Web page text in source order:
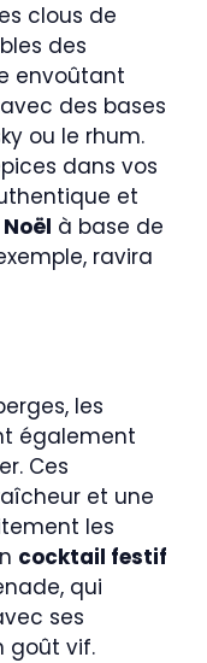
clous de
des
envoûtant
des bases
ou le rhum.
dans vos
et
à base de
ravira
les
également
Ces
et une
les
cocktail festif
qui
ses
goût vif.